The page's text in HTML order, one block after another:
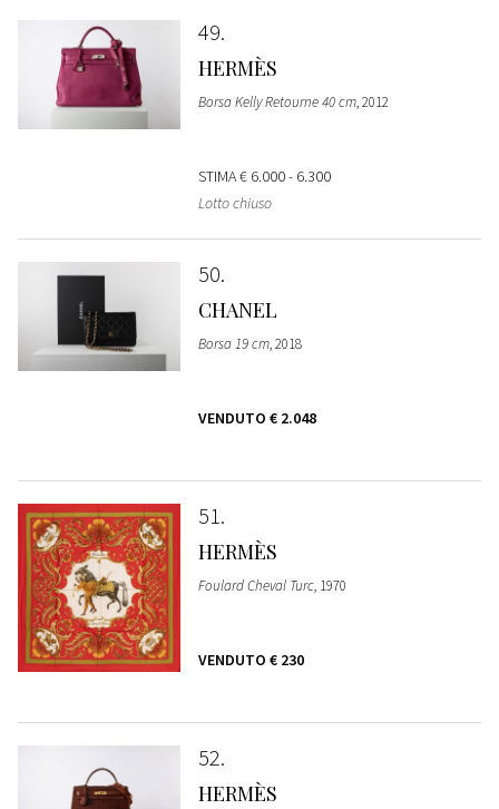
49
HERMÈS
Borsa Kelly Retourne 40 cm, 2012
STIMA€ 6.000 - 6.300
Lotto chiuso
50
CHANEL
Borsa 19 cm, 2018
VENDUTO € 2.048
51
HERMÈS
Foulard Cheval Turc, 1970
VENDUTO € 230
52
HERMÈS